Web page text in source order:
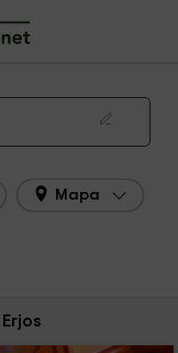
Mapa